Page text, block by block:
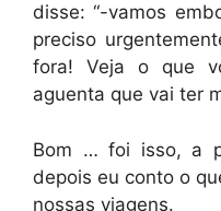
disse: “-vamos
preciso
fora! Veja o que
aguenta que vai ter
Bom … foi isso, a
depois eu conto o
nossas viagens.